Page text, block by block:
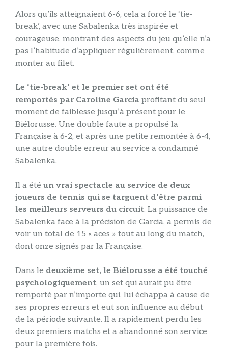
Alors qu’ils atteignaient 6-6, cela a forcé le ‘tie-
break’, avec une Sabalenka très inspirée et
courageuse, montrant des aspects du jeu qu’elle n’a
pas l’habitude d’appliquer régulièrement, comme
monter au filet.
Le ‘tie-break’ et le premier set ont été
remportés par Caroline Garcia profitant du seul
moment de faiblesse jusqu’à présent pour le
Biélorusse. Une double faute a propulsé la
Française à 6-2, et après une petite remontée à 6-4,
une autre double erreur au service a condamné
Sabalenka.
Il a étéun vrai spectacle au service de deux
joueurs de tennis qui se targuent d’être parmi
les meilleurs serveurs du circuit. La puissance de
Sabalenka face à la précision de Garcia, a permis de
voir un total de 15 « aces » tout au long du match,
dont onze signés par la Française.
Dans le deuxième set, le Biélorusse a été touché
psychologiquement, un set qui aurait pu être
remporté par n’importe qui, lui échappa à cause de
ses propres erreurs et eut son influence au début
de la période suivante. Il a rapidement perdu les
deux premiers matchs et a abandonné son service
pour la première fois.